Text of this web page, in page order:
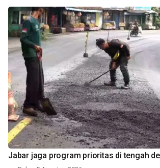
Jabar jaga program prioritas di tengah